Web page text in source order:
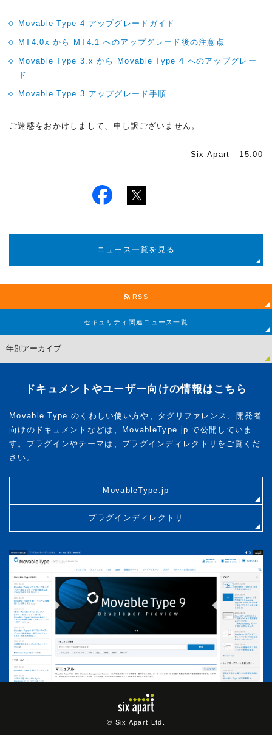
Movable Type 4 アップグレードガイド
MT4.0x から MT4.1 へのアップグレード後の注意点
Movable Type 3.x から Movable Type 4 へのアップグレー
ド
Movable Type 3 アップグレード手順
ご迷惑をおかけしまして、申し訳ございません。
Six Apart 15:00
ニュース一覧を見る
RSS
セキュリティ関連 ニュース一覧
ドキュメントやユーザー向けの情報はこちら
Movable Type のくわしい使い方や、タグリファレンス、開発者
向けのドキュメントなどは、MovableType.jp で公開していま
す。プラグインやテーマは、プラグインディレクトリをご覧くだ
さい。
MovableType.jp
プラグインディレクトリ
© Six Apart Ltd.